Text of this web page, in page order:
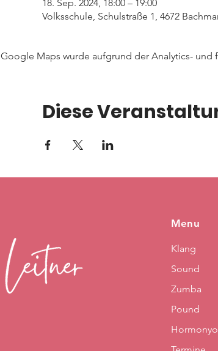
18. Sep. 2024, 18:00 – 19:00
Volksschule, Schulstraße 1, 4672
Google Maps wurde aufgrund der Analytics-
Diese
Menu
Klang
Sound
Zumba
Pound